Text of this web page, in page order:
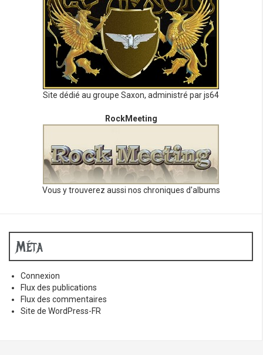
Site dédié au groupe Saxon, administré par js64
RockMeeting
Vous y trouverez aussi nos chroniques d'albums
Méta
Connexion
Flux des publications
Flux des commentaires
Site de WordPress-FR